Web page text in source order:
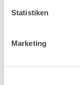
Statistiken
Marketing
Steuerberatern
gewerbliche […]